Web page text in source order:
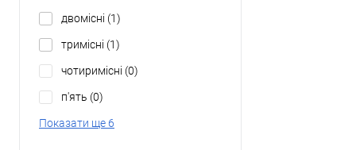
6(0)
двомісні (1)
тримісні (1)
чотиримісні (0)
п'ять (0)
Показати ще 6